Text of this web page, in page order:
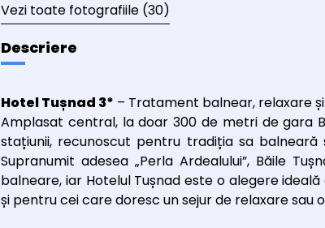
Vezi toate fotografiile (30)
Descriere
Hotel Tușnad 3* – Tratament balnear, relaxare
Amplasat central, la doar 300 de metri de gara
stațiunii, recunoscut pentru tradiția sa
Supranumit adesea „Perla Ardealului”, Băile
balneare, iar Hotelul Tușnad este o alegere
și pentru cei care doresc un sejur de relaxare sau